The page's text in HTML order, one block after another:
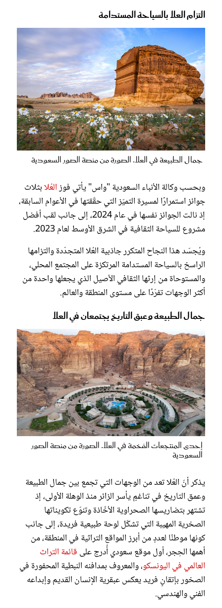
التزام العلا بالسياحة المستدامة
جمال الطبيعة في العلا. الصورة من منصة الصور السعودية
وبحسب وكالة الأنباء السعودية "واس" يأتي فوزالعُلابثلاث
جوائز استمرارًا لمسيرة التميّز التي حقّقتها في الأعوام السابقة،
إذ نالت الجوائز نفسها في عام 2024، إلى جانب لقب أفضل
مشروع للسياحة الثقافية في الشرق الأوسط لعام 2023.
ويُجسّد هذا النجاح المتكرر جاذبية العُلا المتجدّدة والتزامها
الراسخ بالسياحة المستدامة المرتكزة على المجتمع المحلي،
والمستوحاة من إرثها الثقافي الأصيل الذي يجعلها واحدة من
أكثر الوجهات تفرّدًا على مستوى المنطقة والعالم.
جمال الطبيعة وعبق التاريخ يجتمعان في العلا
إحدى المنتجعات الفخمة في العلا. الصورة من منصة الصور
السعودية
يذكر أنّ العُلا تعد من الوجهات التي تجمع بين جمال الطبيعة
وعمق التاريخ في تناغمٍ يأسر الزائر منذ الوهلة الأولى، إذ
تشتهر بتضاريسها الصحراوية الأخّاذة وتنوّع تكويناتها
الصخرية المهيبة التي تشكّل لوحة طبيعية فريدة، إلى جانب
كونها موطنًا لعددٍ من أبرز المواقع التراثية في المنطقة، من
أهمها الحِجر، أول موقع سعودي أُدرج على قائمة التراث
العالمي في اليونسكو، والمعروف بمدافنه النبطية المحفورة في
الصخور بإتقانٍ فريد يعكس عبقرية الإنسان القديم وإبداعه
الفني والهندسي.